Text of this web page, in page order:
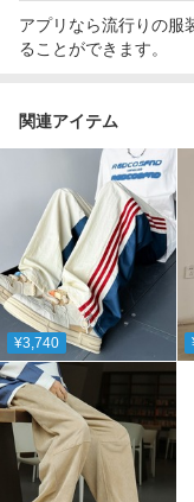
アプリなら流行りの服
ることができます。
関連アイテム
¥3,740